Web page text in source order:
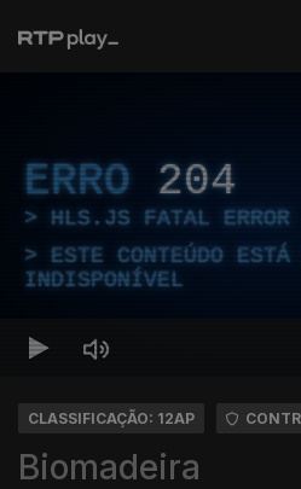
ERRO 204
HLS.JS FATAL ERROR
ESTE CONTEÚDO ESTÁ
INDISPONÍVEL
CLASSIFICAÇÃO: 12AP
Biomadeira